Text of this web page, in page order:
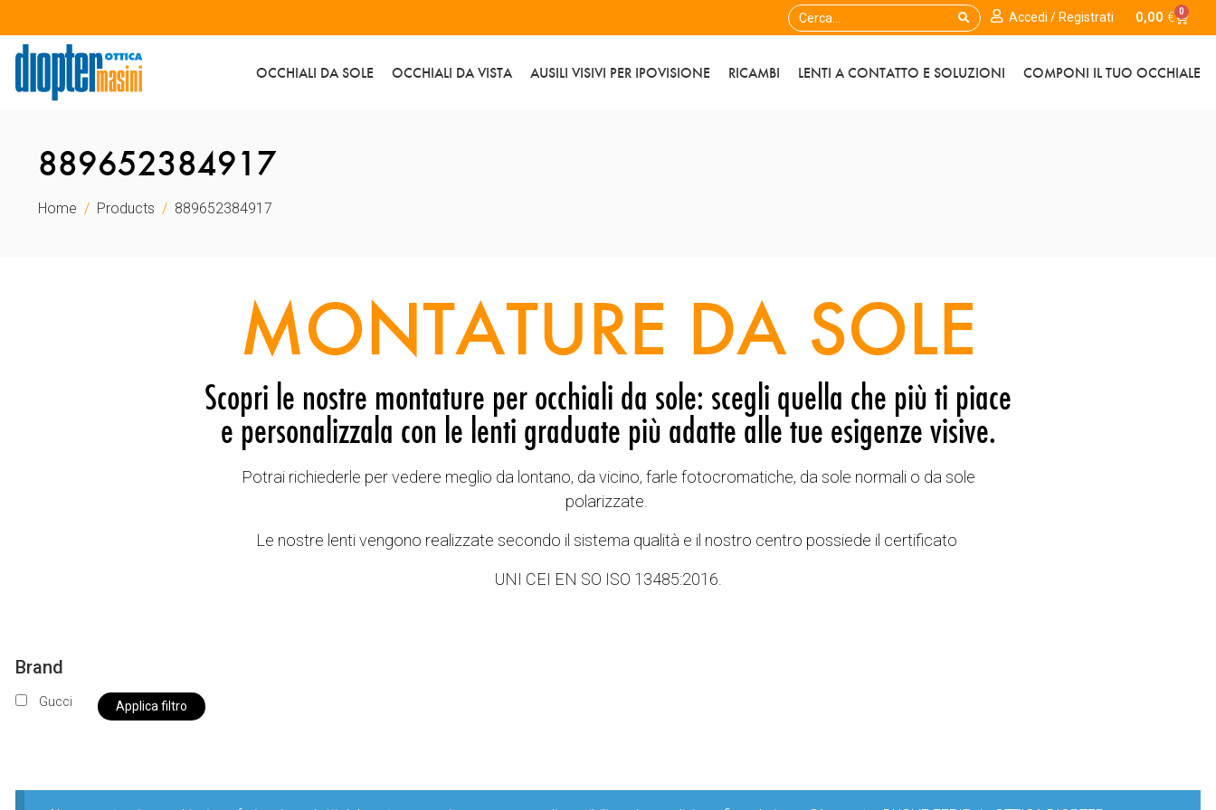
Accedi / Registrati 0,00 € 0
OCCHIALI DA SOLE OCCHIALI DA VISTA AUSILI VISIVI PER IPOVISIONE RICAMBI LENTI A CONTATTO E SOLUZIONI COMPONI IL TUO OCCHIALE
889652384917
Home Products 889652384917
MONTATURE DA SOLE
Scopri le nostre montature per occhiali da sole: scegli quella che più ti piace
e personalizzala con le lenti graduate più adatte alle tue esigenze visive.
Potrai richiederle per vedere meglio da lontano, da vicino, farle fotocromatiche, da sole normali o da sole
polarizzate.
Le nostre lenti vengono realizzate secondo il sistema qualità e il nostro centro possiede il certificato
UNI CEI EN SO ISO 13485:2016.
Brand
Gucci Applica filtro